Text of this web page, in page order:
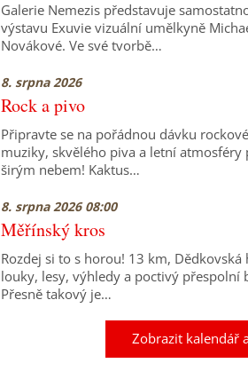
Galerie Nemezis představuje
výstavu Exuvie vizuální umělkyně
Novákové. Ve své tvorbě…
8. srpna 2026
Rock a pivo
Připravte se na pořádnou dávku rockové
muziky, skvělého piva a letní atmosféry
širým nebem! Kaktus…
8. srpna 2026 08:00
Měřínský kros
Rozdej si to s horou! 13 km, Dědkovská
louky, lesy, výhledy a poctivý přespolní
Přesně takový je…
Zobrazit kalendář